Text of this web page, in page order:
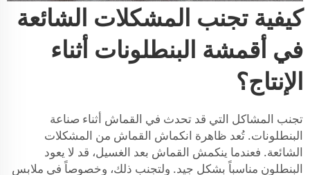
كيفية تجنب المشكلات الشائعة
في أقمشة البنطلونات أثناء
الإنتاج؟
تجنب المشاكل التي قد تحدث في القماش أثناء صناعة
البنطلونات. تُعد ظاهرة انكماش القماش من المشكلات
الشائعة. فعندما ينكمش القماش بعد الغسيل، قد لا يعود
البنطلون مناسباً بشكل جيد. ولتجنب ذلك، وخصوصاً في ملابس